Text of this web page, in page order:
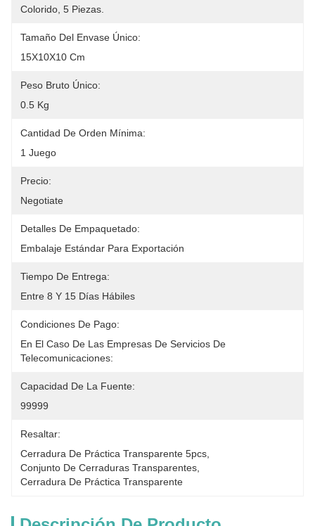
Colorido, 5 Piezas.
Tamaño Del Envase Único:
15X10X10 Cm
Peso Bruto Único:
0.5 Kg
Cantidad De Orden Mínima:
1 Juego
Precio:
Negotiate
Detalles De Empaquetado:
Embalaje Estándar Para Exportación
Tiempo De Entrega:
Entre 8 Y 15 Días Hábiles
Condiciones De Pago:
En El Caso De Las Empresas De Servicios De
Telecomunicaciones:
Capacidad De La Fuente:
99999
Resaltar:
Cerradura De Práctica Transparente 5pcs
Conjunto De Cerraduras Transparentes
Cerradura De Práctica Transparente